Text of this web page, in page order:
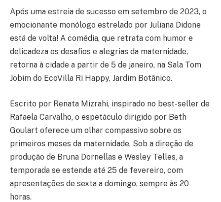
Após uma estreia de sucesso em setembro de 2023, o
emocionante monólogo estrelado por Juliana Didone
está de volta! A comédia, que retrata com humor e
delicadeza os desafios e alegrias da maternidade,
retorna à cidade a partir de 5 de janeiro, na Sala Tom
Jobim do EcoVilla Ri Happy, Jardim Botânico.
Escrito por Renata Mizrahi, inspirado no best-seller de
Rafaela Carvalho, o espetáculo dirigido por Beth
Goulart oferece um olhar compassivo sobre os
primeiros meses da maternidade. Sob a direção de
produção de Bruna Dornellas e Wesley Telles, a
temporada se estende até 25 de fevereiro, com
apresentações de sexta a domingo, sempre às 20
horas.